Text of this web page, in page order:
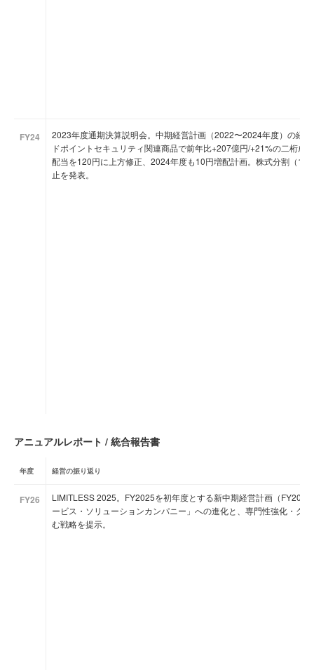
FY24
2023年度通期決算説明会。中期経営計画（2022〜2024年度）の経
ドポイントセキュリティ関連商品で前年比+207億円/+21%の二桁成
配当を120円に上方修正、2024年度も10円増配計画。株式分割（
止を発表。
アニュアルレポート / 統合報告書
年度 経営の振り返り
FY26
LIMITLESS 2025。FY2025を初年度とする新中期経営計画（
ービス・ソリューションカンパニー」への進化と、専門性強化・グ
む戦略を提示。